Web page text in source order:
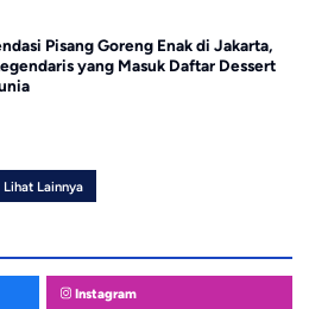
Pisang Goreng Enak di Jakarta,
yang Masuk Daftar Dessert
Lihat Lainnya
Instagram